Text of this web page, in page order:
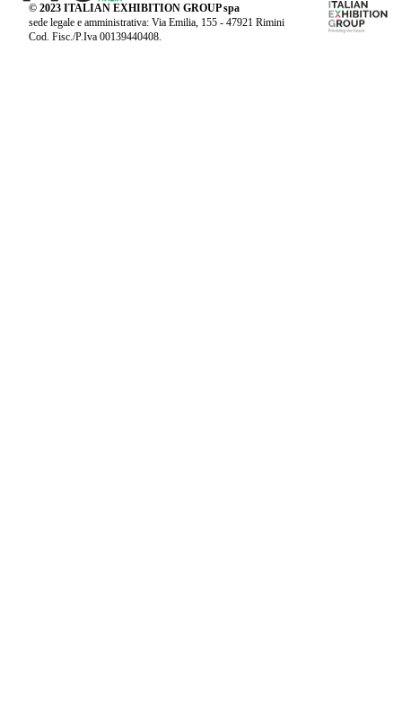
© 2023 ITALIAN EXHIBITION GROUP spa
sede legale e amministrativa: Via Emilia, 155 - 47921 Rimini
Cod. Fisc./P.Iva 00139440408.